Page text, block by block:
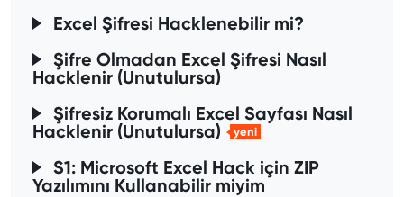
Excel Şifresi Hacklenebilir mi?
Şifre Olmadan Excel Şifresi Nasıl
Hacklenir (Unutulursa)
Şifresiz Korumalı Excel Sayfası Nasıl
Hacklenir (Unutulursa)
yeni
S1: Microsoft Excel Hack için ZIP
Yazılımını Kullanabilir miyim